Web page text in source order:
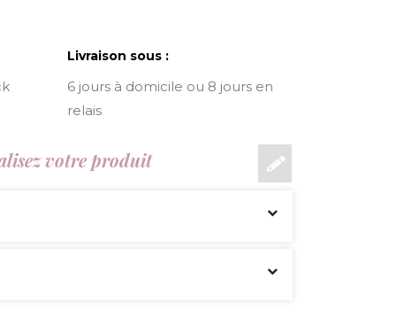
Livraison sous :
6 jours à domicile ou 8 jours en
relais
votre produit